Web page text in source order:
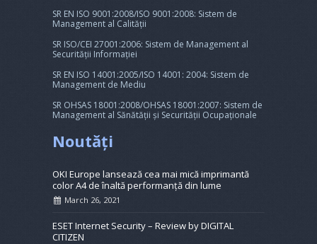
SR EN ISO 9001:2008/ISO 9001:2008: Sistem de
Management al Calității
SR ISO/CEI 27001:2006: Sistem de Management al
Securității Informației
SR EN ISO 14001:2005/ISO 14001: 2004: Sistem de
Management de Mediu
SR OHSAS 18001:2008/OHSAS 18001:2007: Sistem de
Management al Sănătății și Securității Ocupaționale
Noutăți
OKI Europe lansează cea mai mică imprimantă
color A4 de înaltă performanță din lume
March 26, 2021
ESET Internet Security – Review by DIGITAL
CITIZEN